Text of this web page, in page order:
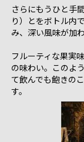
さらにもうひと手
り）とをボトル内
み、深い風味が加わ
フルーティな果実
の味わい。このよ
て飲んでも飽きの
す。